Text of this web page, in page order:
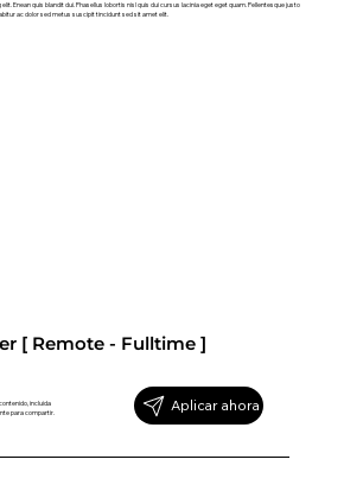
[ Remote - Fulltime ]
incluida
para compartir.
Aplicar ahora
Enean quis blandit dui. Phasellus lobortis nisl quis dui cursus lacinia eget eget quam. Pellentesque justo
ac dolor sed metus suscipit tincidunt sed sit amet elit.